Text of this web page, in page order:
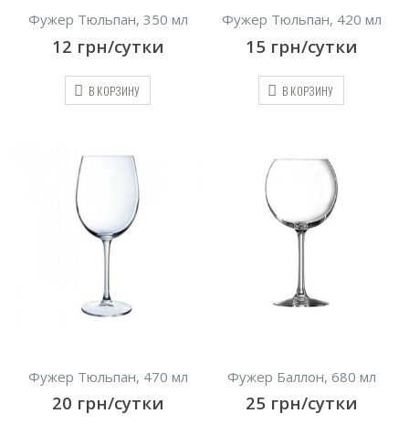
Фужер Тюльпан, 350 мл
12 грн/сутки
В КОРЗИНУ
Фужер Тюльпан, 420 мл
15 грн/сутки
В КОРЗИНУ
Фужер Тюльпан, 470 мл
20 грн/сутки
Фужер Баллон, 680 мл
25 грн/сутки